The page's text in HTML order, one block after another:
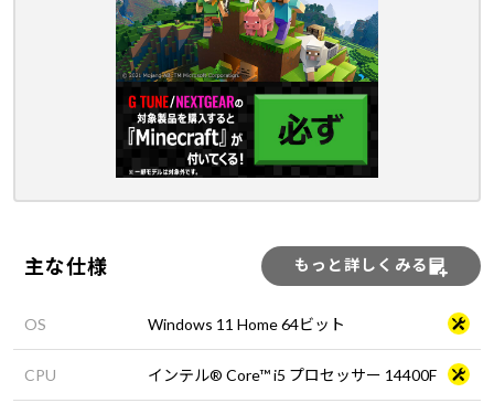
主な仕様 もっと詳しくみる
OS Windows 11 Home 64ビット
CPU インテル® Core™ i5 プロセッサー 14400F